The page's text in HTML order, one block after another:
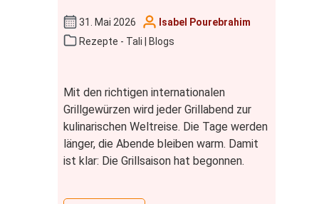
31. Mai 2026
Isabel Pourebrahim
Rezepte - Tali | Blogs
Mit den richtigen internationalen
Grillgewürzen wird jeder Grillabend zur
kulinarischen Weltreise. Die Tage werden
länger, die Abende bleiben warm. Damit
ist klar: Die Grillsaison hat begonnen.